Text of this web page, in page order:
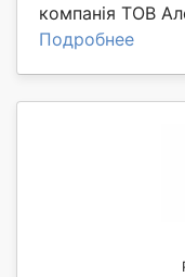
компанія ТОВ
Подробнее